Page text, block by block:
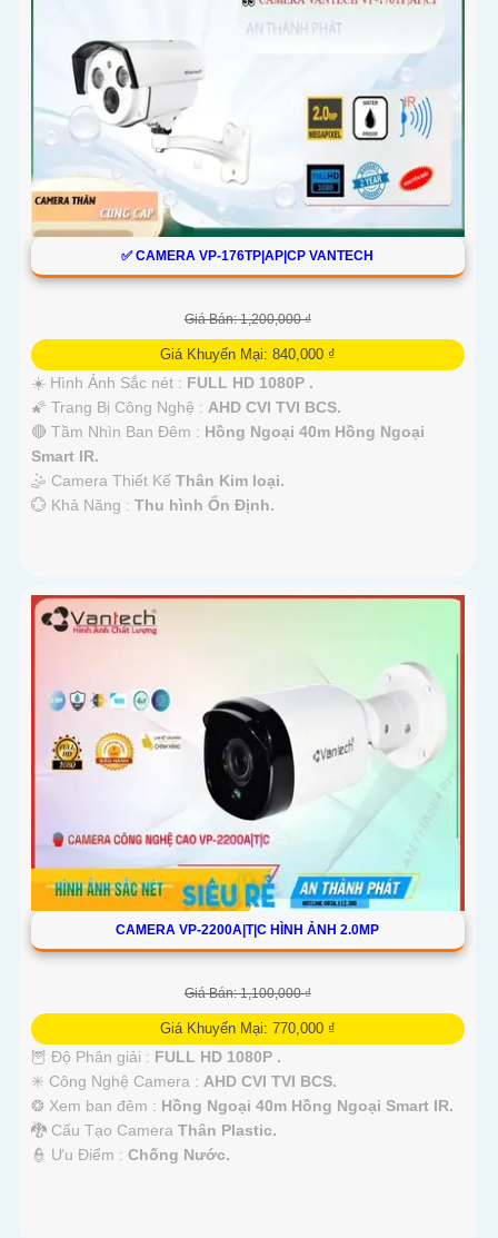
✅ CAMERA VP-176TP|AP|CP VANTECH
Giá Bán: 1,200,000 ₫
Giá Khuyến Mại: 840,000 ₫
☀️ Hình Ảnh Sắc nét : FULL HD 1080P .
🌠 Trang Bị Công Nghệ : AHD CVI TVI BCS.
🔴 Tầm Nhìn Ban Đêm : Hồng Ngoại 40m Hồng Ngoại
Smart IR.
🤹 Camera Thiết Kế Thân Kim loại.
️💮 Khả Năng : Thu hình Ổn Định.
CAMERA VP-2200A|T|C HÌNH ẢNH 2.0MP
Giá Bán: 1,100,000 ₫
Giá Khuyến Mại: 770,000 ₫
🦉 Độ Phân giải : FULL HD 1080P .
✳️ Công Nghệ Camera : AHD CVI TVI BCS.
❂ Xem ban đêm : Hồng Ngoại 40m Hồng Ngoại Smart IR.
🐉️ Cấu Tạo Camera Thân Plastic.
️👮 Ưu Điểm : Chống Nước.